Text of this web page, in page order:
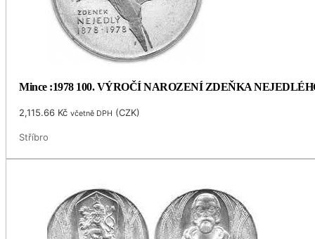
Mince :1978 100. VÝROČÍ NAROZENÍ ZDEŇKA
2,115.66 Kč včetně DPH (CZK)
Stříbro